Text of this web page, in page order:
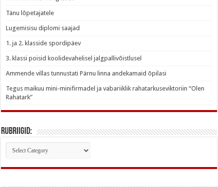
Tänu lõpetajatele
Lugemisisu diplomi saajad
1. ja 2. klasside spordipäev
3. klassi poisid koolidevahelisel jalgpallivõistlusel
Ammende villas tunnustati Pärnu linna andekamaid õpilasi
Tegus maikuu mini-minifirmadel ja vabariiklik rahatarkuseviktoriin “Olen
Rahatark”
Rubriigid:
Rubriigid: